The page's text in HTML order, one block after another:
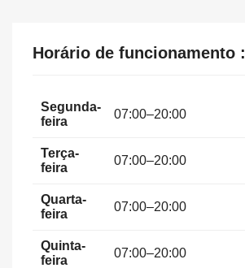
Horário de funcionamento :
Segunda-
feira
07:00–20:00
Terça-
feira
07:00–20:00
Quarta-
feira
07:00–20:00
Quinta-
feira
07:00–20:00